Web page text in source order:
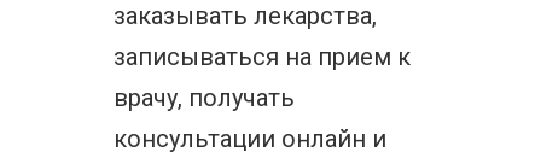
заказывать лекарства,
записываться на прием к
врачу, получать
консультации онлайн и